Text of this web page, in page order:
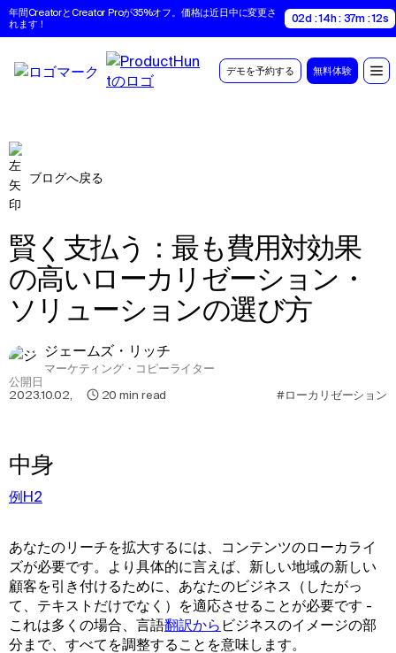
年間CreatorとCreator Proが35%オフ。価格は近日中に変更さ
れます！
02d : 14h : 37m : 10s
デモを予約する 無料体験
ブログへ戻る
賢く支払う：最も費用対効果
の高いローカリゼーション・
ソリューションの選び方
ジェームズ・リッチ
マーケティング・コピーライター
公開日
2023.10.02, 20 min read #ローカリゼーション
中身
例H2
あなたのリーチを拡大するには、コンテンツのローカライ
ズが必要です。より具体的に言えば、新しい地域の新しい
顧客を引き付けるために、あなたのビジネス（したがっ
て、テキストだけでなく）を適応させることが必要です -
これは多くの場合、言語翻訳から ビジネスのイメージの部
分まで、すべてを調整することを意味します。